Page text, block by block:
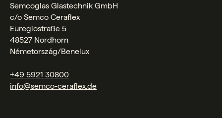
Semcoglas Glastechnik GmbH
c/o Semco Ceraflex
Euregiostraße 5
48527 Nordhorn
Németország/Benelux
+49 5921 30800
info@semco-ceraflex.de